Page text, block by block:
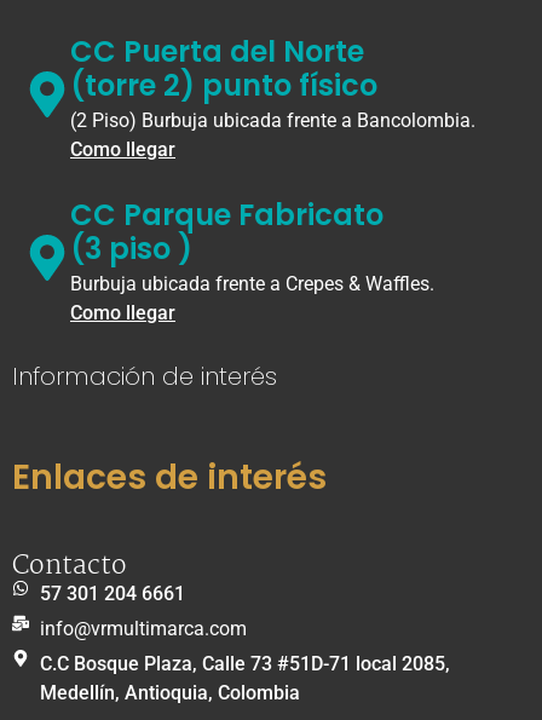
CC Puerta del Norte
(torre 2) punto físico
(2 Piso) Burbuja ubicada frente a Bancolombia.
Como llegar
CC Parque Fabricato
(3 piso )
Burbuja ubicada frente a Crepes & Waffles.
Como llegar
Información de interés
Enlaces de interés
Contacto
57 301 204 6661
info@vrmultimarca.com
C.C Bosque Plaza, Calle 73 #51D-71 local 2085,
Medellín, Antioquia, Colombia